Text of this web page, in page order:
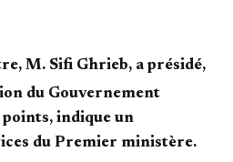
M. Sifi Ghrieb, a présidé,
du Gouvernement
indique un
du Premier ministère.